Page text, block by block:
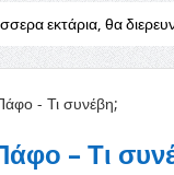
τα αίτια
– Τι